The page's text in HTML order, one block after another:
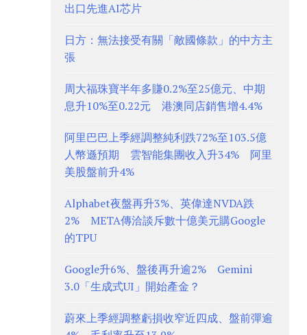
出口先進AI芯片
日方：無法接受有關「敵國條款」的中方主
張
周大福珠寶半年多賺0.2%至25億元、中期
息升10%至0.22元 港澳同店銷售增4.4%
阿里巴巴上季經調整純利跌72%至103.5億
人幣遜預期 雲智能集團收入升34% 阿里
美股盤前升4%
Alphabet夜盤再升3%、英偉達NVDA跌
2% META傳洽談斥數十億美元購Google
的TPU
Google升6%、盤後再升逾2% Gemini
3.0「生成式UI」開始產金？
蔚來上季經調整虧損收窄近四成、盤前彈逾